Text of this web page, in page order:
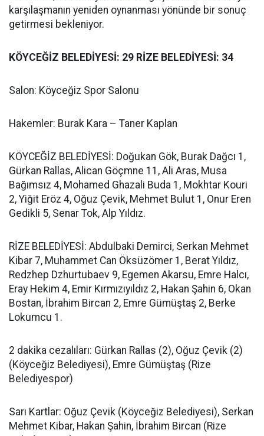
karşılaşmanın yeniden oynanması yönünde bir sonuç
getirmesi bekleniyor.
KÖYCEĞİZ BELEDİYESİ: 29 RİZE BELEDİYESİ: 34
Salon: Köyceğiz Spor Salonu
Hakemler: Burak Kara – Taner Kaplan
KÖYCEĞİZ BELEDİYESİ: Doğukan Gök, Burak Dağcı 1,
Gürkan Rallas, Alican Göçmne 11, Ali Aras, Musa
Bağımsız 4, Mohamed Ghazali Buda 1, Mokhtar Kouri
2, Yiğit Eröz 4, Oğuz Çevik, Mehmet Bulut 1, Onur Eren
Gedikli 5, Senar Tok, Alp Yıldız.
RİZE BELEDİYESİ: Abdulbaki Demirci, Serkan Mehmet
Kibar 7, Muhammet Can Öksüzömer 1, Berat Yıldız,
Redzhep Dzhurtubaev 9, Egemen Akarsu, Emre Halcı,
Eray Hekim 4, Emir Kırmızıyıldız 2, Hakan Şahin 6, Okan
Bostan, İbrahim Bircan 2, Emre Gümüştaş 2, Berke
Lokumcu 1.
2 dakika cezalıları: Gürkan Rallas (2), Oğuz Çevik (2)
(Köyceğiz Belediyesi), Emre Gümüştaş (Rize
Belediyespor)
Sarı Kartlar: Oğuz Çevik (Köyceğiz Belediyesi), Serkan
Mehmet Kibar, Hakan Şahin, İbrahim Bircan (Rize